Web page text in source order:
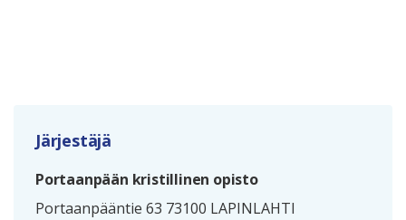
Järjestäjä
Portaanpään kristillinen opisto
Portaanpääntie 63 73100 LAPINLAHTI